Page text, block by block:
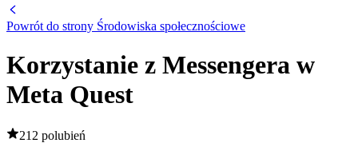
Powrót do strony Środowiska społecznościowe
Korzystanie z Messengera w
Meta Quest
212 polubień